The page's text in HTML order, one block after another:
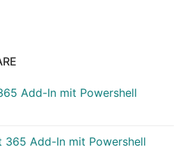
Add-In mit Powershell
365 Add-In mit Powershell